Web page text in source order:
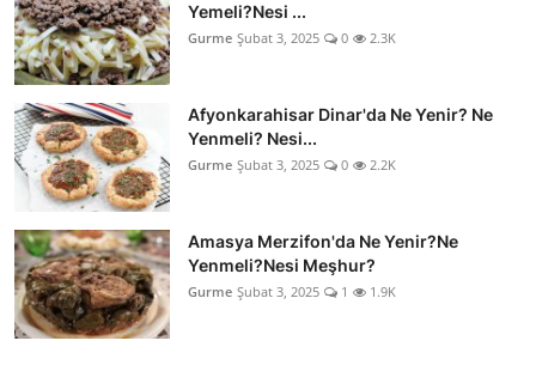
Yemeli?Nesi ...
Gurme Şubat 3, 2025 0 2.3K
Afyonkarahisar Dinar'da Ne Yenir? Ne
Yenmeli? Nesi...
Gurme Şubat 3, 2025 0 2.2K
Amasya Merzifon'da Ne Yenir?Ne
Yenmeli?Nesi Meşhur?
Gurme Şubat 3, 2025 1 1.9K